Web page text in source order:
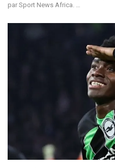
par Sport News Africa. …